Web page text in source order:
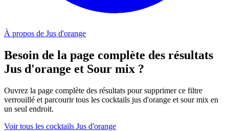
À propos de Jus d'orange
Besoin de la page complète des résultats
Jus d'orange et Sour mix ?
Ouvrez la page complète des résultats pour supprimer ce filtre
verrouillé et parcourir tous les cocktails jus d'orange et sour mix en
un seul endroit.
Voir tous les cocktails Jus d'orange